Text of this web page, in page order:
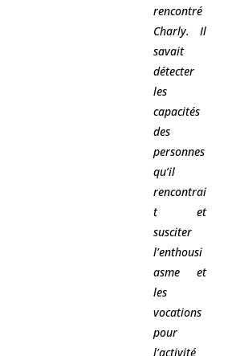
rencontré
Charly. Il
savait
détecter
les
capacités
des
personnes
qu’il
rencontrai
t et
susciter
l’enthousi
asme et
les
vocations
pour
l’activité